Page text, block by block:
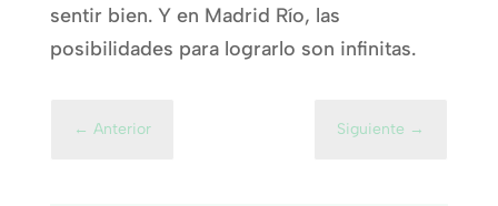
sentir bien. Y en Madrid Río, las
posibilidades para lograrlo son infinitas.
← Anterior Siguiente →